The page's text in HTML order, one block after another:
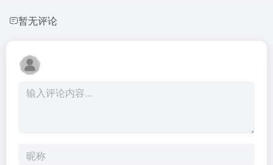
暂无评论